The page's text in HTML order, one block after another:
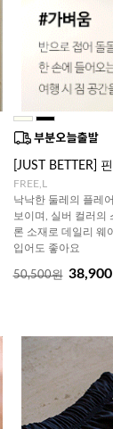
[JUST BETTER]
FREE,L
낙낙한 둘레의 플레
보이며, 실버 컬러의
론 소재로 데일리 웨
입어도 좋아요
50,500원 38,900